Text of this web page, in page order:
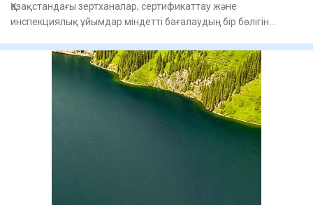
Қазақстандағы зертханалар, сертификаттау және
инспекциялық ұйымдар міндетті бағалаудың бір бөлігін